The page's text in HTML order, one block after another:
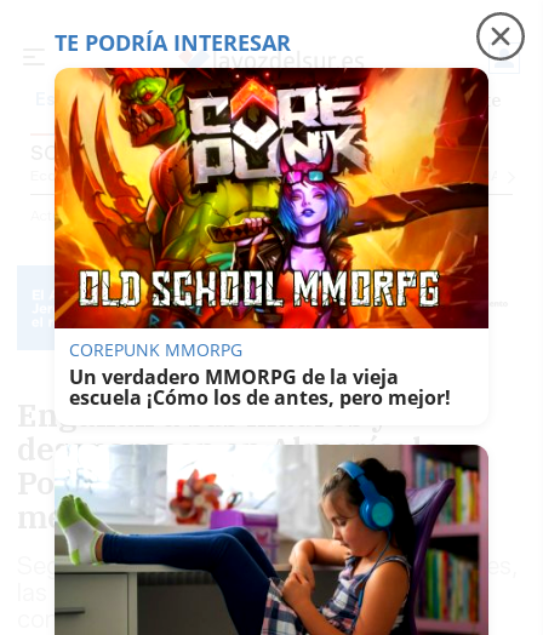
Es noticia Precio luz Padre Coraje Fábrica de botellas
SOCIEDAD
EconomíaSociedadInternacionalPolíticaEcología Educación Salud
Actualidad Sociedad
Engañan a sus madres y
desaparecen en Almería: la
Policía Nacional busca a dos
menores de 13 años
Según las primeras investigaciones policiales,
las jóvenes están bien y no quieren tener
contacto ninguno con sus familiares
TE PODRÍA INTERESAR
COREPUNK MMORPG
Un verdadero MMORPG de la vieja
escuela ¡Cómo los de antes, pero mejor!